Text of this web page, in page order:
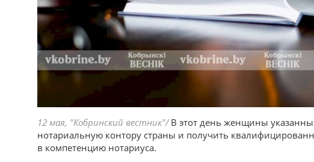
12 мая, "Кобринский вестник"/В этот день женщины
нотариальную контору страны и получить
в компетенцию нотариуса.